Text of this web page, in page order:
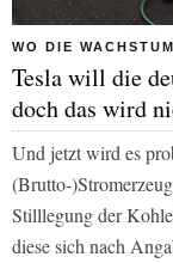
WO DIE
Tesla will die
doch das wird
Und jetzt wird es
(Brutto-
Stilllegung der
diese sich nach